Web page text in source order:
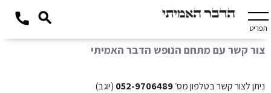
תפריט
צור קשר עם מתחם הנופש הדבר האמיתי
ניתן לצור קשר בטלפון מס׳052-9706489 (יוגב)